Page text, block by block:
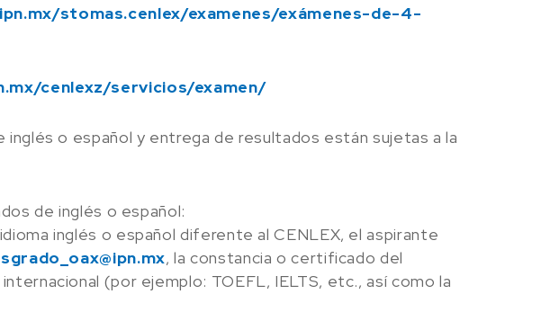
stomas.cenlex/examenes/exámenes-de-4-
cenlexz/servicios/examen/
inglés o español y entrega de resultados están sujetas a la
de inglés o español:
inglés o español diferente al CENLEX, el aspirante
, la constancia o certificado del
(por ejemplo: TOEFL, IELTS, etc., así como la